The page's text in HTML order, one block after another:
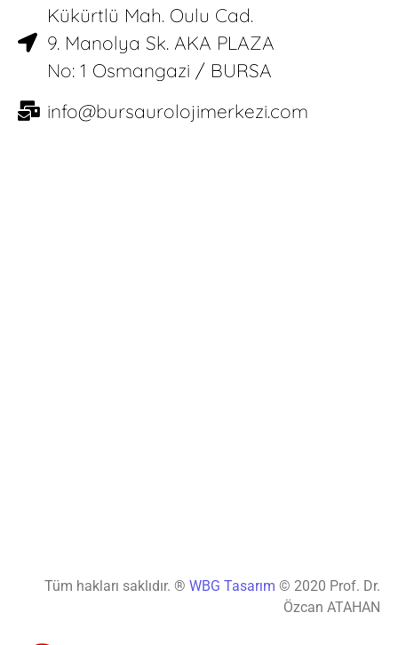
Kükürtlü Mah. Oulu Cad.
9. Manolya Sk. AKA PLAZA
No: 1 Osmangazi / BURSA
info@bursaurolojimerkezi.com
Tüm hakları saklıdır. ® WBG Tasarım © 2020 Prof. Dr.
Özcan ATAHAN